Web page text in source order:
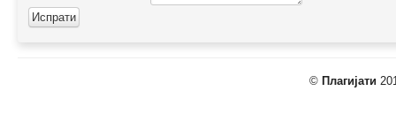
© Плагијати